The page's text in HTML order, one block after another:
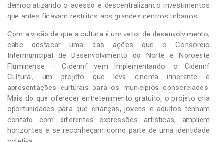
democratizando o acesso e descentralizando investimentos
que antes ficavam restritos aos grandes centros urbanos.
Com a visão de que a cultura é um vetor de desenvolvimento,
cabe destacar uma das ações que o Consórcio
Intermunicipal de Desenvolvimento do Norte e Noroeste
Fluminense – Cidennf vem implementando: o Cidennf
Cultural, um projeto que leva cinema itinerante e
apresentações culturais para os municípios consorciados.
Mais do que oferecer entretenimento gratuito, o projeto cria
oportunidades para que crianças, jovens e adultos tenham
contato com diferentes expressões artísticas, ampliem
horizontes e se reconheçam como parte de uma identidade